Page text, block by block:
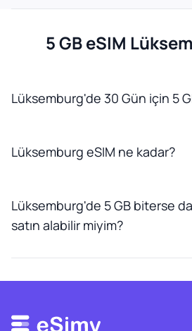
5 GB eSIM
Lüksemburg'de 30 Gün için 5
Lüksemburg eSIM ne kadar?
Lüksemburg'de 5 GB biterse
satın alabilir miyim?